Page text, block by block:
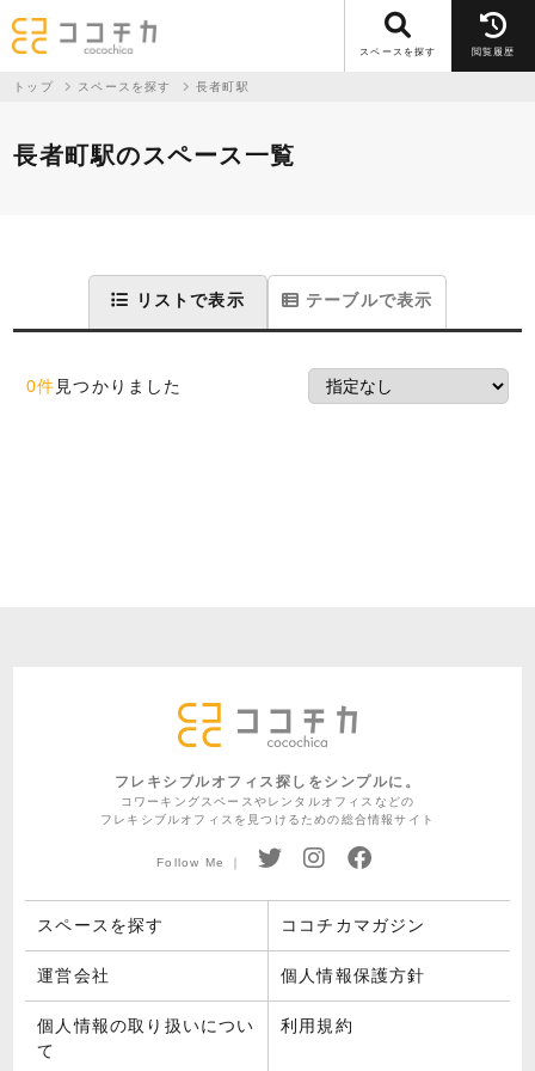
スペースを探す 閲覧履歴
トップ スペースを探す 長者町駅
長者町駅のスペース一覧
リストで表示 テーブルで表示
0件 見つかりました
フレキシブルオフィス探しをシンプルに。
コワーキングスペースやレンタルオフィスなどの
フレキシブルオフィスを見つけるための総合情報サイト
Follow Me ｜
スペースを探す ココチカマガジン
運営会社 個人情報保護方針
個人情報の取り扱いについ
て
利用規約